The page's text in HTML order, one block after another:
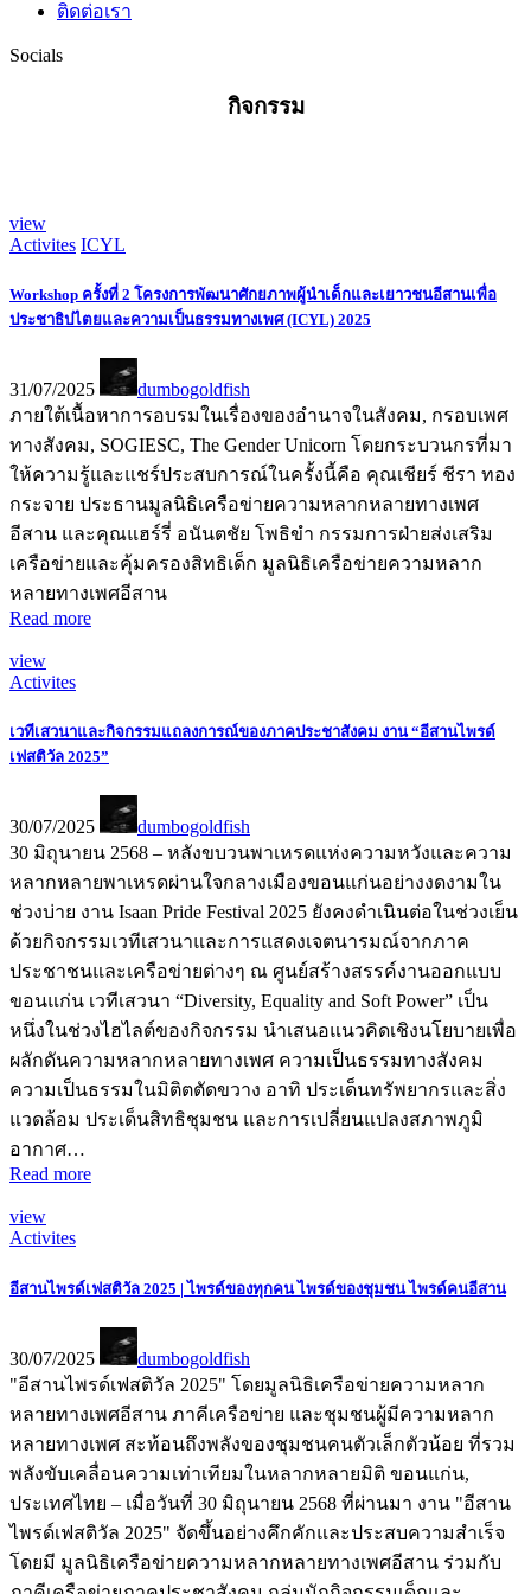
ติดต่อเรา
Socials
กิจกรรม
view
Activites ICYL
Workshop ครั้งที่ 2 โครงการพัฒนาศักยภาพผู้นำเด็กและเยาวชนอีสานเพื่อ
ประชาธิปไตยและความเป็นธรรมทางเพศ (ICYL) 2025
31/07/2025
dumbogoldfish
ภายใต้เนื้อหาการอบรมในเรื่องของอำนาจในสังคม, กรอบเพศ
ทางสังคม, SOGIESC, The Gender Unicorn โดยกระบวนกรที่มา
ให้ความรู้และแชร์ประสบการณ์ในครั้งนี้คือ คุณเชียร์ ชีรา ทอง
กระจาย ประธานมูลนิธิเครือข่ายความหลากหลายทางเพศ
อีสาน และคุณแฮร์รี่ อนันตชัย โพธิขำ กรรมการฝ่ายส่งเสริม
เครือข่ายและคุ้มครองสิทธิเด็ก มูลนิธิเครือข่ายความหลาก
หลายทางเพศอีสาน
Read more
view
Activites
เวทีเสวนาและกิจกรรมแถลงการณ์ของภาคประชาสังคม งาน “อีสานไพรด์
เฟสติวัล 2025”
30/07/2025
dumbogoldfish
30 มิถุนายน 2568 – หลังขบวนพาเหรดแห่งความหวังและความ
หลากหลายพาเหรดผ่านใจกลางเมืองขอนแก่นอย่างงดงามใน
ช่วงบ่าย งาน Isaan Pride Festival 2025 ยังคงดำเนินต่อในช่วงเย็น
ด้วยกิจกรรมเวทีเสวนาและการแสดงเจตนารมณ์จากภาค
ประชาชนและเครือข่ายต่างๆ ณ ศูนย์สร้างสรรค์งานออกแบบ
ขอนแก่น เวทีเสวนา “Diversity, Equality and Soft Power” เป็น
หนึ่งในช่วงไฮไลต์ของกิจกรรม นำเสนอแนวคิดเชิงนโยบายเพื่อ
ผลักดันความหลากหลายทางเพศ ความเป็นธรรมทางสังคม
ความเป็นธรรมในมิติตตัดขวาง อาทิ ประเด็นทรัพยากรและสิ่ง
แวดล้อม ประเด็นสิทธิชุมชน และการเปลี่ยนแปลงสภาพภูมิ
อากาศ…
Read more
view
Activites
อีสานไพรด์เฟสติวัล 2025 | ไพรด์ของทุกคน ไพรด์ของชุมชน ไพรด์คนอีสาน
30/07/2025
dumbogoldfish
"อีสานไพรด์เฟสติวัล 2025" โดยมูลนิธิเครือข่ายความหลาก
หลายทางเพศอีสาน ภาคีเครือข่าย และชุมชนผู้มีความหลาก
หลายทางเพศ สะท้อนถึงพลังของชุมชนคนตัวเล็กตัวน้อย ที่รวม
พลังขับเคลื่อนความเท่าเทียมในหลากหลายมิติ ขอนแก่น,
ประเทศไทย – เมื่อวันที่ 30 มิถุนายน 2568 ที่ผ่านมา งาน "อีสาน
ไพรด์เฟสติวัล 2025" จัดขึ้นอย่างคึกคักและประสบความสำเร็จ
โดยมี มูลนิธิเครือข่ายความหลากหลายทางเพศอีสาน ร่วมกับ